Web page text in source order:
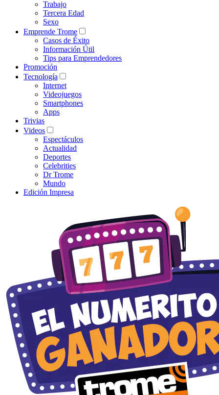
Trabajo
Tercera Edad
Sexo
Emprende Trome
Casos de Éxito
Información Útil
Tips para Emprendedores
Promoción
Tecnología
Internet
Videojuegos
Smartphones
Apps
Trivias
Videos
Espectáculos
Actualidad
Deportes
Celebrities
Dr Trome
Mundo
Edición Impresa